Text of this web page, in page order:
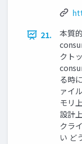
21.
本質
クト
る時
ァイ
モリ
設計
クラ
い ど